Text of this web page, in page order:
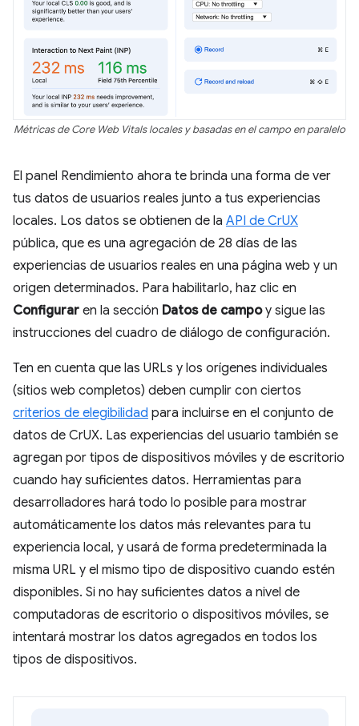
Métricas de Core Web Vitals locales y basadas en el campo en paralelo
El panel Rendimiento ahora te brinda una forma de ver
tus datos de usuarios reales junto a tus experiencias
locales. Los datos se obtienen de la API de CrUX
pública, que es una agregación de 28 días de las
experiencias de usuarios reales en una página web y un
origen determinados. Para habilitarlo, haz clic en
Configurar en la sección Datos de campoy sigue las
instrucciones del cuadro de diálogo de configuración.
Ten en cuenta que las URLs y los orígenes individuales
(sitios web completos) deben cumplir con ciertos
criterios de elegibilidad para incluirse en el conjunto de
datos de CrUX. Las experiencias del usuario también se
agregan por tipos de dispositivos móviles y de escritorio
cuando hay suficientes datos. Herramientas para
desarrolladores hará todo lo posible para mostrar
automáticamente los datos más relevantes para tu
experiencia local, y usará de forma predeterminada la
misma URL y el mismo tipo de dispositivo cuando estén
disponibles. Si no hay suficientes datos a nivel de
computadoras de escritorio o dispositivos móviles, se
intentará mostrar los datos agregados en todos los
tipos de dispositivos.